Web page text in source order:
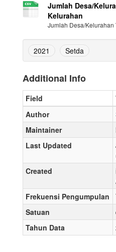
Jumlah Desa/
Kelurahan
Jumlah Desa/
2021 Setda
Additional Info
Field
Author
Maintainer
Last Updated
Created
Frekuensi Pengumpulan
Satuan
Tahun Data